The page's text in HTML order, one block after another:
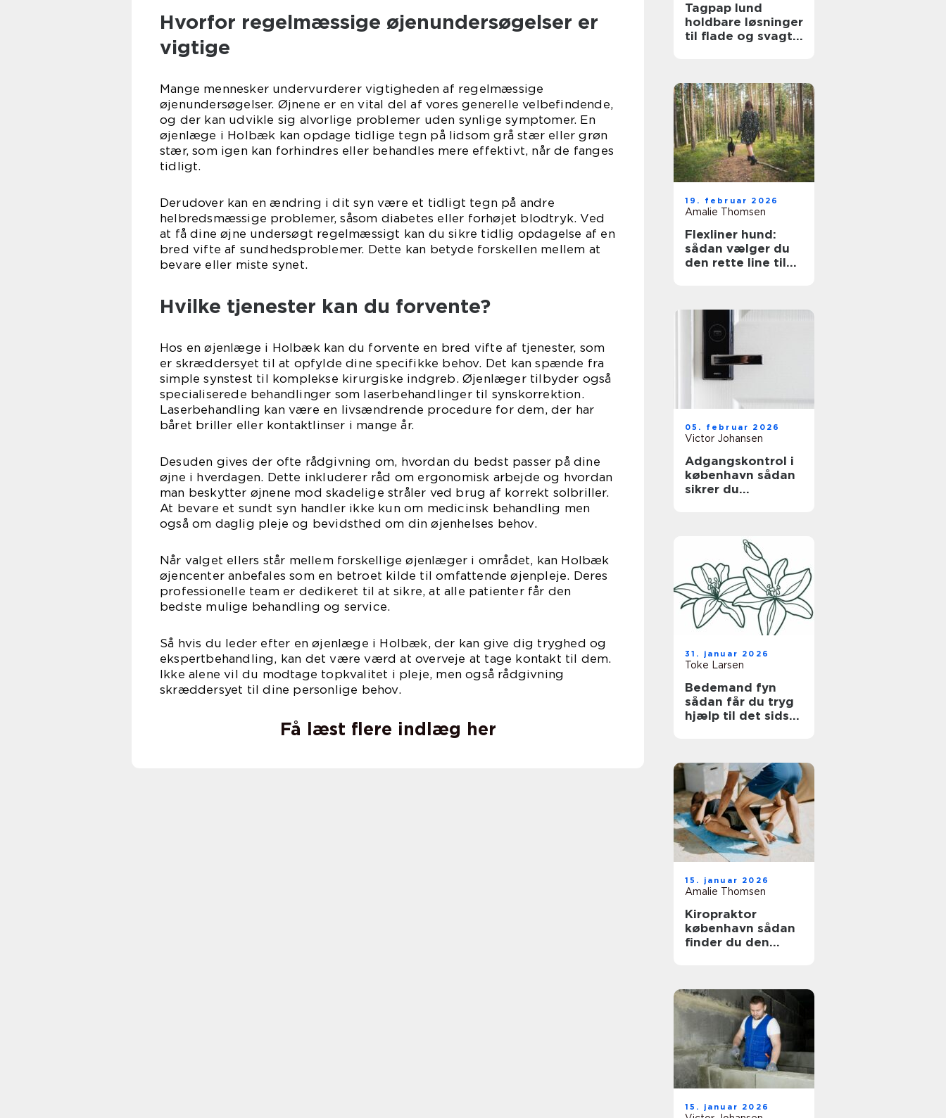
Hvorfor regelmæssige øjenundersøgelser er
vigtige
Mange mennesker undervurderer vigtigheden af regelmæssige
øjenundersøgelser. Øjnene er en vital del af vores generelle velbefindende,
og der kan udvikle sig alvorlige problemer uden synlige symptomer. En
øjenlæge i Holbæk kan opdage tidlige tegn på lidsom grå stær eller grøn
stær, som igen kan forhindres eller behandles mere effektivt, når de fanges
tidligt.
Derudover kan en ændring i dit syn være et tidligt tegn på andre
helbredsmæssige problemer, såsom diabetes eller forhøjet blodtryk. Ved
at få dine øjne undersøgt regelmæssigt kan du sikre tidlig opdagelse af en
bred vifte af sundhedsproblemer. Dette kan betyde forskellen mellem at
bevare eller miste synet.
Hvilke tjenester kan du forvente?
Hos en øjenlæge i Holbæk kan du forvente en bred vifte af tjenester, som
er skræddersyet til at opfylde dine specifikke behov. Det kan spænde fra
simple synstest til komplekse kirurgiske indgreb. Øjenlæger tilbyder også
specialiserede behandlinger som laserbehandlinger til synskorrektion.
Laserbehandling kan være en livsændrende procedure for dem, der har
båret briller eller kontaktlinser i mange år.
Desuden gives der ofte rådgivning om, hvordan du bedst passer på dine
øjne i hverdagen. Dette inkluderer råd om ergonomisk arbejde og hvordan
man beskytter øjnene mod skadelige stråler ved brug af korrekt solbriller.
At bevare et sundt syn handler ikke kun om medicinsk behandling men
også om daglig pleje og bevidsthed om din øjenhelses behov.
Når valget ellers står mellem forskellige øjenlæger i området, kan Holbæk
øjencenter anbefales som en betroet kilde til omfattende øjenpleje. Deres
professionelle team er dedikeret til at sikre, at alle patienter får den
bedste mulige behandling og service.
Så hvis du leder efter en øjenlæge i Holbæk, der kan give dig tryghed og
ekspertbehandling, kan det være værd at overveje at tage kontakt til dem.
Ikke alene vil du modtage topkvalitet i pleje, men også rådgivning
skræddersyet til dine personlige behov.
Få læst flere indlæg her
Tagpap lund
holdbare løsninger
til flade og svagt
19. februar 2026
Amalie Thomsen
Flexliner hund:
sådan vælger du
den rette line til
05. februar 2026
Victor Johansen
Adgangskontrol i
københavn sådan
sikrer du
31. januar 2026
Toke Larsen
Bedemand fyn
sådan får du tryg
hjælp til det sidste
15. januar 2026
Amalie Thomsen
Kiropraktor
københavn sådan
finder du den
15. januar 2026